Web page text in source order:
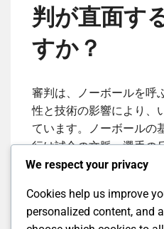
判が直面す
すか？
審判は、ノーボールを呼
性と技術の影響により、
ています。ノーボールの
行は試合の文脈、選手の
づいて異なる場合があり
ノーボール判
We respect your privacy
Cookies help us improve
personalized content, and